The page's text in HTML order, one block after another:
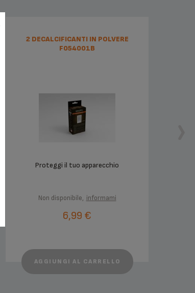
2 DECALCIFICANTI IN POLVERE
F054001B
Proteggi il tuo apparecchio
Non disponibile, informami
6,99 €
AGGIUNGI AL CARRELLO